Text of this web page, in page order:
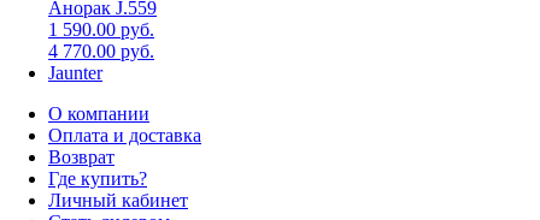
Анорак J.559
1 590.00 руб.
4 770.00 руб.
Jaunter
О компании
Оплата и доставка
Возврат
Где купить?
Личный кабинет